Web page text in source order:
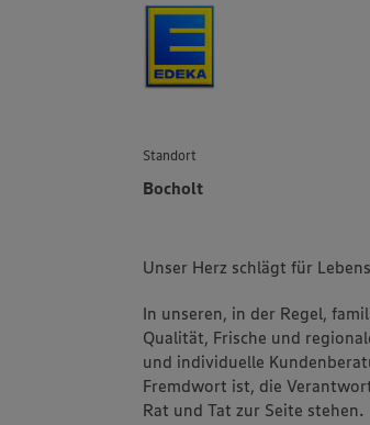
Standort
Bocholt
Unser Herz schlägt für
In unseren, in der Regel,
Qualität, Frische und
und individuelle
Fremdwort ist, die
Rat und Tat zur Seite stehen.